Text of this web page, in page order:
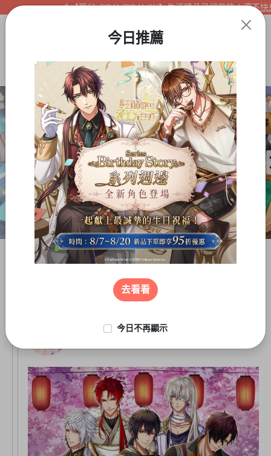
【夢谷xDRAWDRAWIN】生活精品已經登陸！還不快來
今日推薦
去看看
今日不再顯示